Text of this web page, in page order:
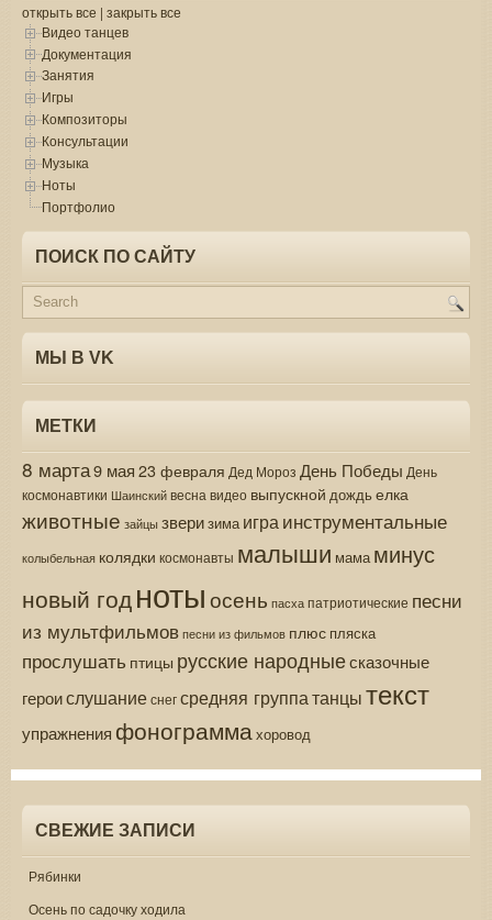
открыть все | закрыть все
Видео танцев
Документация
Занятия
Игры
Композиторы
Консультации
Музыка
Ноты
Портфолио
ПОИСК ПО САЙТУ
МЫ В VK
МЕТКИ
8 марта9 мая 23 февраля Дед Мороз День Победы День
космонавтики Шаинскийвесна видео выпускной дождь елка
животные зайцы зверизима играинструментальные
колыбельная колядки космонавты малыши мама минус
новый годнотыосень пасха патриотические песни
из мультфильмов песни из фильмов плюс пляска
прослушать птицы русские народныесказочные
героислушаниеснегсредняя группатанцытекст
упражнения фонограммахоровод
СВЕЖИЕ ЗАПИСИ
Рябинки
Осень по садочку ходила